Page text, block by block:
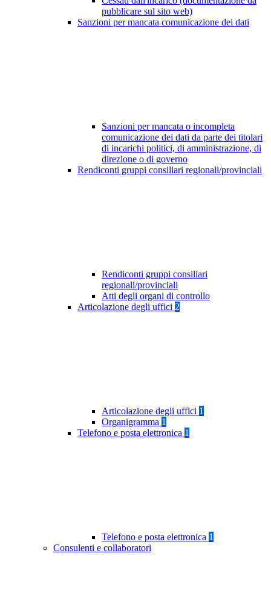
pubblicare sul sito web)
Sanzioni per mancata comunicazione dei dati
Sanzioni per mancata o incompleta
comunicazione dei dati da parte dei titolari
di incarichi politici, di amministrazione, di
direzione o di governo
Rendiconti gruppi consiliari regionali/provinciali
Rendiconti gruppi consiliari
regionali/provinciali
Atti degli organi di controllo
Articolazione degli uffici 2
Articolazione degli uffici 1
Organigramma 1
Telefono e posta elettronica 1
Telefono e posta elettronica 1
Consulenti e collaboratori